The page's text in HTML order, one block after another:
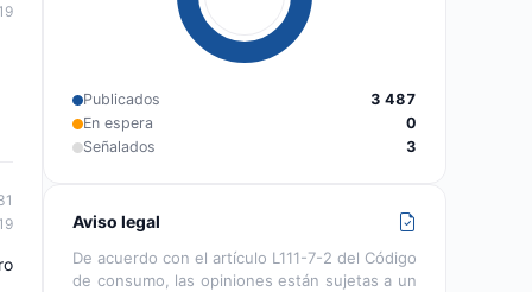
Publicados
3 487
En espera
0
Señalados
3
Aviso legal
De acuerdo con el artículo L111-7-2 del Código
de consumo, las opiniones están sujetas a un